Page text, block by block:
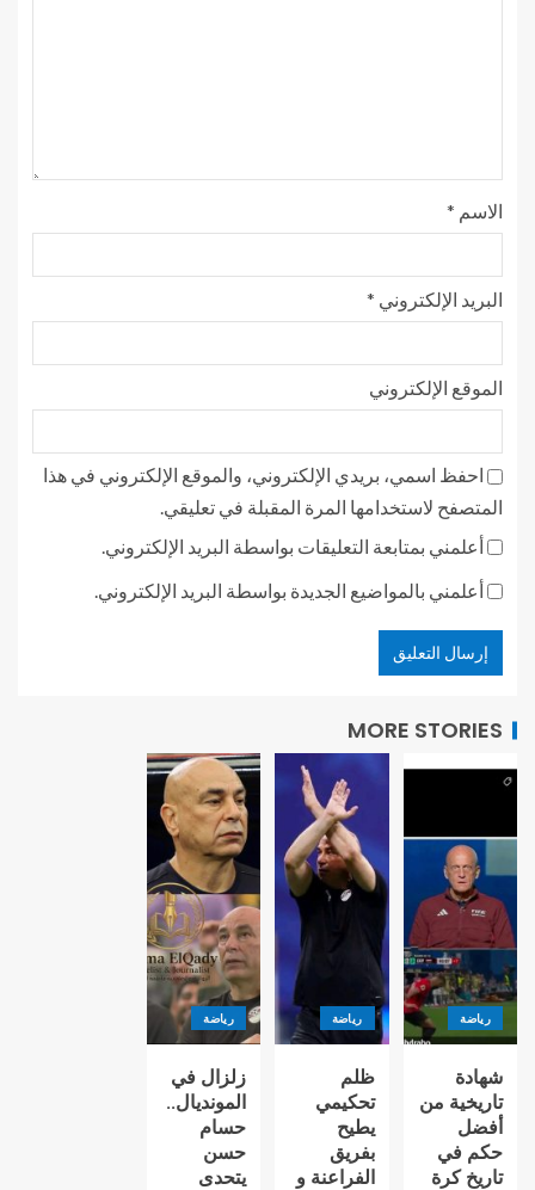
الاسم *
البريد الإلكتروني *
الموقع الإلكتروني
احفظ اسمي، بريدي الإلكتروني، والموقع الإلكتروني في هذا
المتصفح لاستخدامها المرة المقبلة في تعليقي.
أعلمني بمتابعة التعليقات بواسطة البريد الإلكتروني.
أعلمني بالمواضيع الجديدة بواسطة البريد الإلكتروني.
MORE STORIES
رياضة
شهادة
تاريخية من
أفضل
حكم في
تاريخ كرة
رياضة
ظلم
تحكيمي
يطيح
بفريق
الفراعنة و
رياضة
زلزال في
المونديال..
حسام
حسن
يتحدى